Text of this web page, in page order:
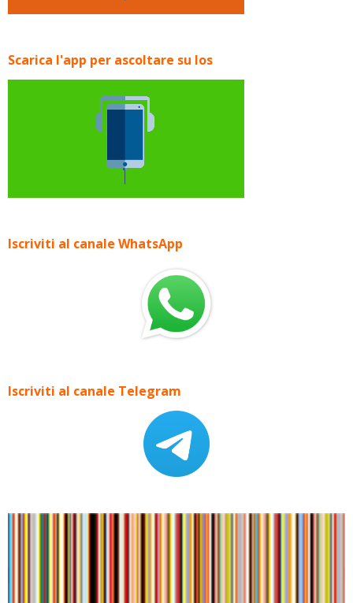
Scarica l'app per ascoltare su Ios
Iscriviti al canale WhatsApp
Iscriviti al canale Telegram